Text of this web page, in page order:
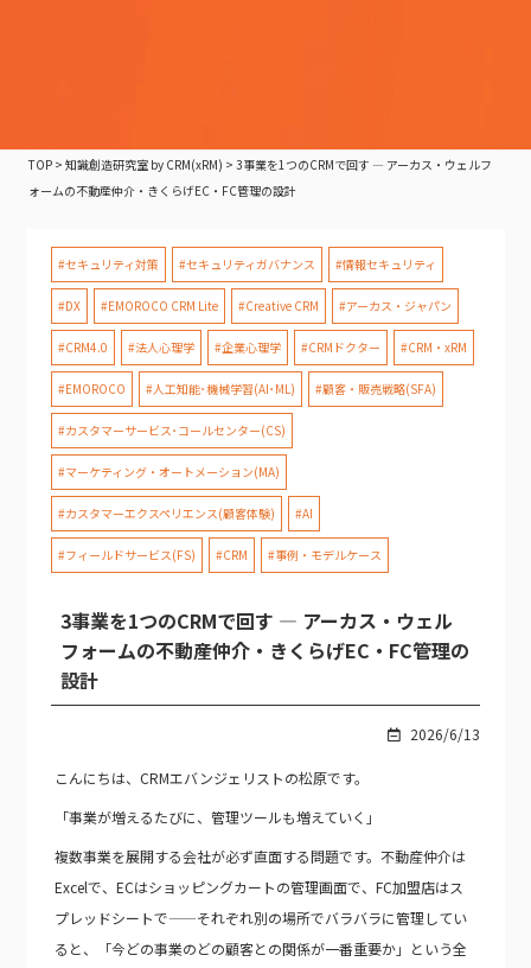
TOP >知識創造研究室 by CRM(xRM) >3事業を1つのCRMで回す — アーカス・ウェルフ
ォームの不動産仲介・きくらげEC・FC管理の設計
#セキュリティ対策 #セキュリティガバナンス #情報セキュリティ
#DX #EMOROCO CRM Lite #Creative CRM #アーカス・ジャパン
#CRM4.0 #法人心理学 #企業心理学 #CRMドクター #CRM・xRM
#EMOROCO #人工知能･機械学習(AI･ML) #顧客・販売戦略(SFA)
#カスタマーサービス･コールセンター(CS)
#マーケティング・オートメーション(MA)
#カスタマーエクスペリエンス(顧客体験) #AI
#フィールドサービス(FS) #CRM #事例・モデルケース
3事業を1つのCRMで回す — アーカス・ウェル
フォームの不動産仲介・きくらげEC・FC管理の
設計
2026/6/13
こんにちは、CRMエバンジェリストの松原です。
「事業が増えるたびに、管理ツールも増えていく」
複数事業を展開する会社が必ず直面する問題です。不動産仲介は
Excelで、ECはショッピングカートの管理画面で、FC加盟店はス
プレッドシートで——それぞれ別の場所でバラバラに管理してい
ると、「今どの事業のどの顧客との関係が一番重要か」という全